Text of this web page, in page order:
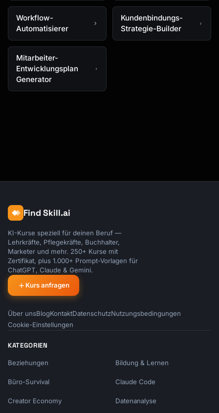
Workflow-
Automatisierer
Kundenbindungs-
Strategie-Builder
Mitarbeiter-
Entwicklungsplan
Generator
Find Skill.ai
KI-Kurse speziell für deinen Beruf —
Lehrkräfte, Pflegekräfte, Buchhalter,
Marketer und mehr. 250+ Kurse mit
Zertifikat, plus 1.000+ Prompt-Vorlagen für
ChatGPT, Claude & Gemini.
Kurs anfragen
Über unsBlogKontaktDatenschutzNutzungsbedingungen
Cookie-Einstellungen
KATEGORIEN
Beziehungen Bildung & Lernen
Büro-Survival Claude Code
Creator Economy Datenanalyse